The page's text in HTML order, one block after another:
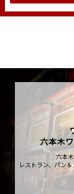
六本木
六本
レストラン、パン